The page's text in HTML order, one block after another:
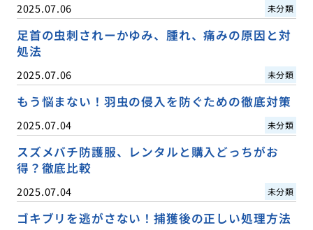
2025.07.06 未分類
足首の虫刺されーかゆみ、腫れ、痛みの原因と対
処法
2025.07.06 未分類
もう悩まない！羽虫の侵入を防ぐための徹底対策
2025.07.04 未分類
スズメバチ防護服、レンタルと購入どっちがお
得？徹底比較
2025.07.04 未分類
ゴキブリを逃がさない！捕獲後の正しい処理方法